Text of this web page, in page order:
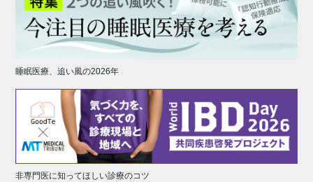
睡眠医療、追い風の2026年
非専門医に知ってほしい診療のコツ